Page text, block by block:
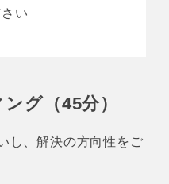
い
グ（45分）
し、解決の方向性をご